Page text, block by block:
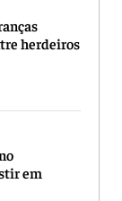
herdeiros
em